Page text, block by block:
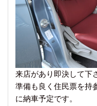
来店があり即決して下
準備も良く住民票を持
に納車予定です。